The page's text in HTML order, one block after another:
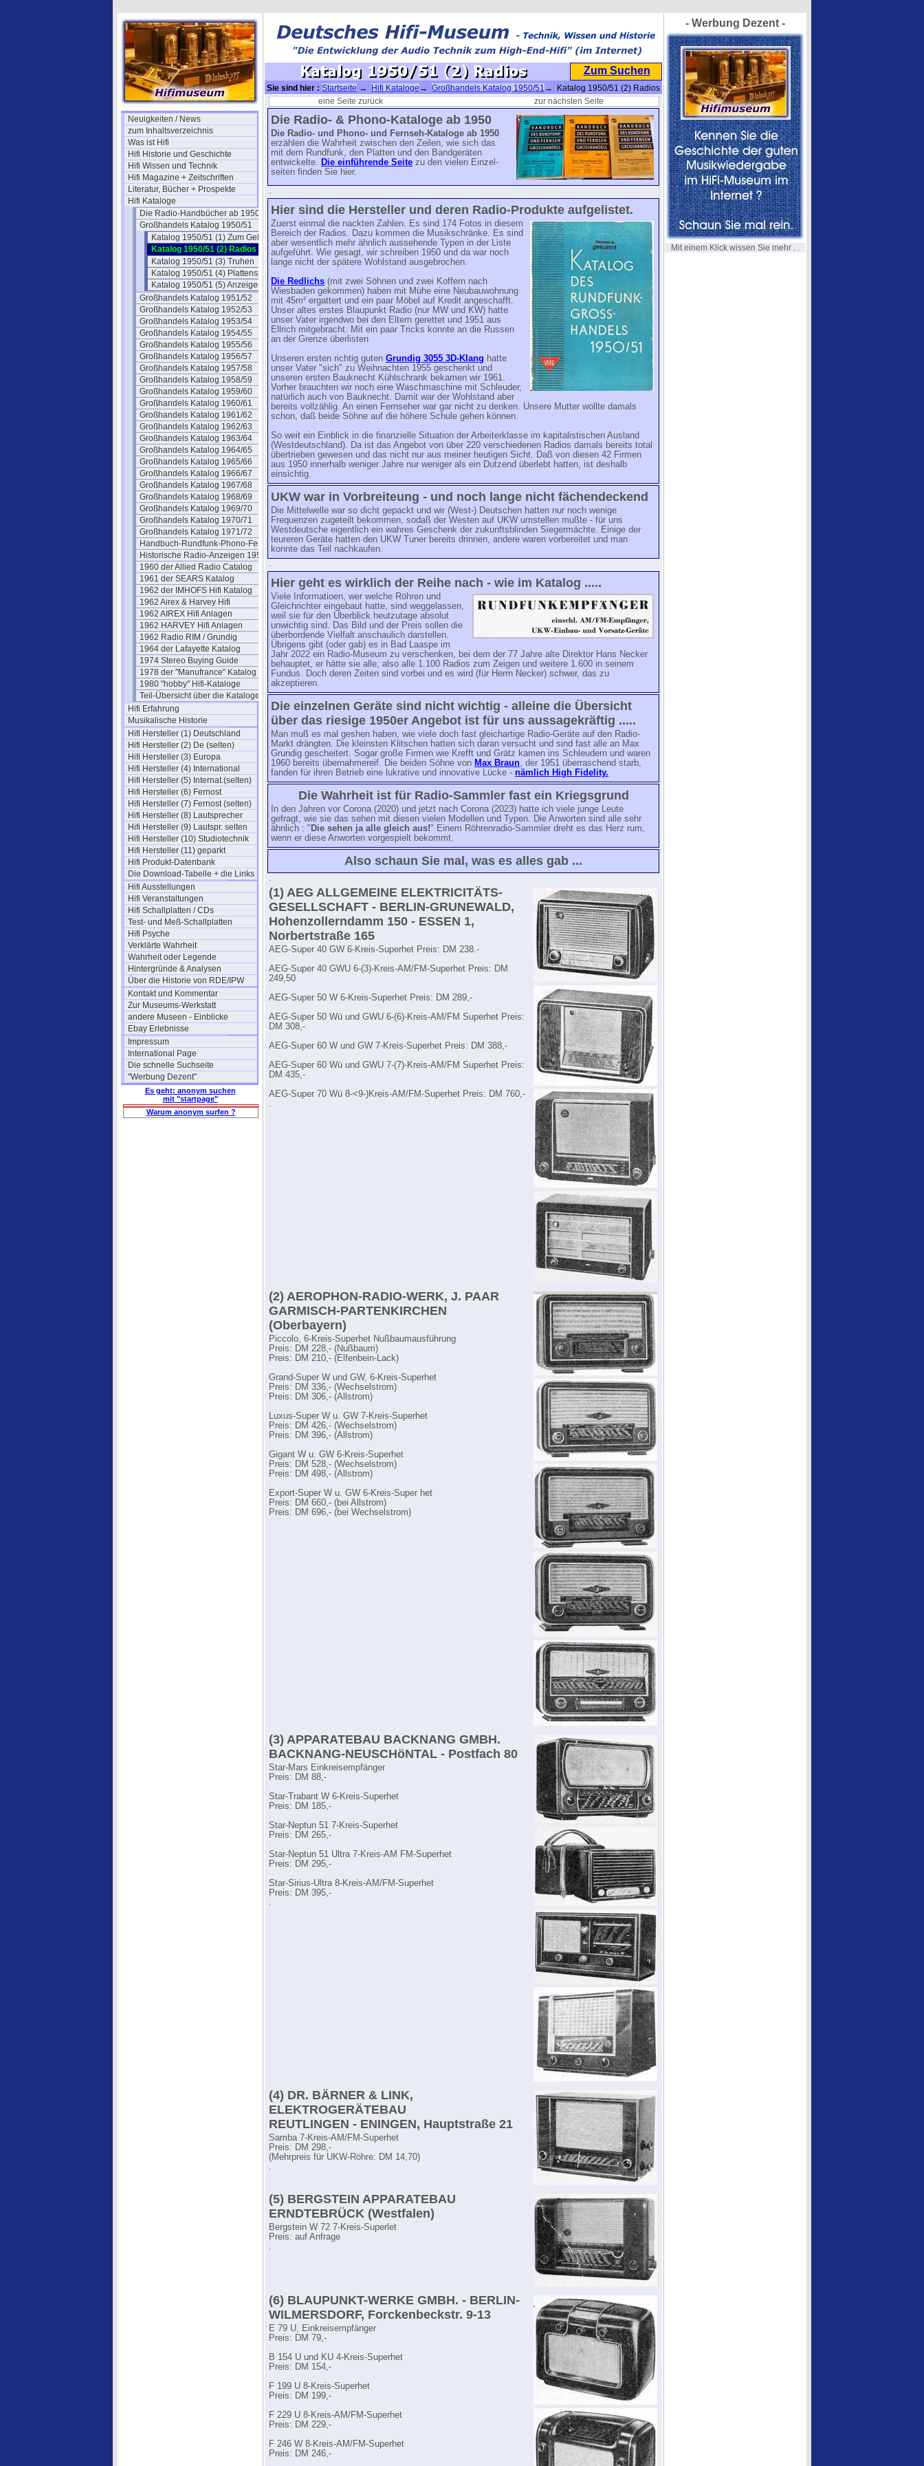
Neuigkeiten / News
zum Inhaltsverzeichnis
Was ist Hifi
Hifi Historie und Geschichte
Hifi Wissen und Technik
Hifi Magazine + Zeitschriften
Literatur, Bücher + Prospekte
Hifi Kataloge
Die Radio-Handbücher ab 1950
Großhandels Katalog 1950/51
Katalog 1950/51 (1) Zum Geleit
Katalog 1950/51 (2) Radios
Katalog 1950/51 (3) Truhen
Katalog 1950/51 (4) Plattenspieler
Katalog 1950/51 (5) Anzeigen
Großhandels Katalog 1951/52
Großhandels Katalog 1952/53
Großhandels Katalog 1953/54
Großhandels Katalog 1954/55
Großhandels Katalog 1955/56
Großhandels Katalog 1956/57
Großhandels Katalog 1957/58
Großhandels Katalog 1958/59
Großhandels Katalog 1959/60
Großhandels Katalog 1960/61
Großhandels Katalog 1961/62
Großhandels Katalog 1962/63
Großhandels Katalog 1963/64
Großhandels Katalog 1964/65
Großhandels Katalog 1965/66
Großhandels Katalog 1966/67
Großhandels Katalog 1967/68
Großhandels Katalog 1968/69
Großhandels Katalog 1969/70
Großhandels Katalog 1970/71
Großhandels Katalog 1971/72
Handbuch-Rundfunk-Phono-Fernseh
Historische Radio-Anzeigen 1950
1960 der Allied Radio Catalog
1961 der SEARS Katalog
1962 der IMHOFS Hifi Katalog
1962 Airex & Harvey Hifi
1962 AIREX Hifi Anlagen
1962 HARVEY Hifi Anlagen
1962 Radio RIM / Grundig
1964 der Lafayette Katalog
1974 Stereo Buying Guide
1978 der "Manufrance" Katalog
1980 "hobby" Hifi-Kataloge
Teil-Übersicht über die Kataloge
Hifi Erfahrung
Musikalische Historie
Hifi Hersteller (1) Deutschland
Hifi Hersteller (2) De (selten)
Hifi Hersteller (3) Europa
Hifi Hersteller (4) International
Hifi Hersteller (5) Internat.(selten)
Hifi Hersteller (6) Fernost
Hifi Hersteller (7) Fernost (selten)
Hifi Hersteller (8) Lautsprecher
Hifi Hersteller (9) Lautspr. selten
Hifi Hersteller (10) Studiotechnik
Hifi Hersteller (11) geparkt
Hifi Produkt-Datenbank
Die Download-Tabelle + die Links
Hifi Ausstellungen
Hifi Veranstaltungen
Hifi Schallplatten / CDs
Test- und Meß-Schallplatten
Hifi Psyche
Verklärte Wahrheit
Wahrheit oder Legende
Hintergründe & Analysen
Über die Historie von RDE/IPW
Kontakt und Kommentar
Zur Museums-Werkstatt
andere Museen - Einblicke
Ebay Erlebnisse
Impressum
International Page
Die schnelle Suchseite
"Werbung Dezent"
Es geht: anonym suchen
mit "startpage"
Warum anonym surfen ?
Zum Suchen
Sie sind hier : Startseite → Hifi Kataloge → Großhandels Katalog 1950/51 → Katalog 1950/51 (2) Radios
eine Seite zurück
zur nächsten Seite
Die Radio- & Phono-Kataloge ab 1950
Die Radio- und Phono- und Fernseh-Kataloge ab 1950
erzählen die Wahrheit zwischen den Zeilen, wie sich das
mit dem Rundfunk, den Platten und den Bandgeräten
entwickelte. Die einführende Seite zu den vielen Einzel-
seiten finden Sie hier.
.
Hier sind die Hersteller und deren Radio-Produkte aufgelistet.
Zuerst einmal die nackten Zahlen. Es sind 174 Fotos in diesem
Bereich der Radios. Dazu kommen die Musikschränke. Es sind
aber wesentlich mehr ähnlich aussehende Typen in der Liste
aufgeführt. Wie gesagt, wir schreiben 1950 und da war noch
lange nicht der spätere Wohlstand ausgebrochen.
Die Redlichs (mit zwei Söhnen und zwei Koffern nach
Wiesbaden gekommen) haben mit Mühe eine Neubauwohnung
mit 45m² ergattert und ein paar Möbel auf Kredit angeschafft.
Unser altes erstes Blaupunkt Radio (nur MW und KW) hatte
unser Vater irgendwo bei den Eltern gerettet und 1951 aus
Ellrich mitgebracht. Mit ein paar Tricks konnte an die Russen
an der Grenze überlisten
Unseren ersten richtig guten Grundig 3055 3D-Klang hatte
unser Vater "sich" zu Weihnachten 1955 geschenkt und
unseren ersten Bauknecht Kühlschrank bekamen wir 1961.
Vorher brauchten wir noch eine Waschmaschine mit Schleuder,
natürlich auch von Bauknecht. Damit war der Wohlstand aber
bereits vollzählig. An einen Fernseher war gar nicht zu denken. Unsere Mutter wollte damals
schon, daß beide Söhne auf die höhere Schule gehen können.
So weit ein Einblick in die finanzielle Situation der Arbeiterklasse im kapitalistischen Ausland
(Westdeutschland). Da ist das Angebot von über 220 verschiedenen Radios damals bereits total
übertrieben gewesen und das nicht nur aus meiner heutigen Sicht. Daß von diesen 42 Firmen
aus 1950 innerhalb weniger Jahre nur weniger als ein Dutzend überlebt hatten, ist deshalb
einsichtig.
UKW war in Vorbreiteung - und noch lange nicht fächendeckend
Die Mittelwelle war so dicht gepackt und wir (West-) Deutschen hatten nur noch wenige
Frequenzen zugeteilt bekommen, sodaß der Westen auf UKW umstellen mußte - für uns
Westdeutsche eigentlich ein wahres Geschenk der zukunftsblinden Siegermächte. Einige der
teureren Geräte hatten den UKW Tuner bereits drinnen, andere waren vorbereitet und man
konnte das Teil nachkaufen.
.
Hier geht es wirklich der Reihe nach - wie im Katalog .....
Viele Informatioen, wer welche Röhren und
Gleichrichter eingebaut hatte, sind weggelassen,
weil sie für den Überblick heutzutage absolut
unwichtig sind. Das Bild und der Preis sollen die
überbordende Vielfalt anschaulich darstellen.
Übrigens gibt (oder gab) es in Bad Laaspe im
Jahr 2022 ein Radio-Museum zu verschenken, bei dem der 77 Jahre alte Direktor Hans Necker
behauptet, er hätte sie alle, also alle 1.100 Radios zum Zeigen und weitere 1.600 in seinem
Fundus. Doch deren Zeiten sind vorbei und es wird (für Herrn Necker) schwer, das zu
akzeptieren.
Die einzelnen Geräte sind nicht wichtig - alleine die Übersicht
über das riesige 1950er Angebot ist für uns aussagekräftig .....
Man muß es mal geshen haben, wie viele doch fast gleichartige Radio-Geräte auf den Radio-
Markt drängten. Die kleinsten Klitschen hatten sich daran versucht und sind fast alle an Max
Grundig gescheitert. Sogar große Firmen wie Krefft und Grätz kamen ins Schleudern und waren
1960 bereits übernahmereif. Die beiden Söhne von Max Braun, der 1951 überraschend starb,
fanden für ihren Betrieb eine lukrative und innovative Lücke - nämlich High Fidelity.
Die Wahrheit ist für Radio-Sammler fast ein Kriegsgrund
In den Jahren vor Corona (2020) und jetzt nach Corona (2023) hatte ich viele junge Leute
gefragt, wie sie das sehen mit diesen vielen Modellen und Typen. Die Anworten sind alle sehr
ähnlich : " Die sehen ja alle gleich aus!" Einem Röhrenradio-Sammler dreht es das Herz rum,
wenn er diese Anworten vorgespielt bekommt.
Also schaun Sie mal, was es alles gab ...
.
(1) AEG ALLGEMEINE ELEKTRICITÄTS-
GESELLSCHAFT - BERLIN-GRUNEWALD,
Hohenzollerndamm 150 - ESSEN 1,
Norbertstraße 165
AEG-Super 40 GW 6-Kreis-Superhet Preis: DM 238.-
AEG-Super 40 GWU 6-(3)-Kreis-AM/FM-Superhet Preis: DM
249,50
AEG-Super 50 W 6-Kreis-Superhet Preis: DM 289,-
AEG-Super 50 Wü und GWU 6-(6)-Kreis-AM/FM Superhet Preis:
DM 308,-
AEG-Super 60 W und GW 7-Kreis-Superhet Preis: DM 388,-
AEG-Super 60 Wü und GWU 7-(7)-Kreis-AM/FM Superhet Preis:
DM 435,-
AEG-Super 70 Wü 8-<9-)Kreis-AM/FM-Superhet Preis: DM 760,-
.
(2) AEROPHON-RADIO-WERK, J. PAAR
GARMISCH-PARTENKIRCHEN
(Oberbayern)
Piccolo, 6-Kreis-Superhet Nußbaumausführung
Preis: DM 228,- (Nußbaum)
Preis: DM 210,- (Elfenbein-Lack)
Grand-Super W und GW, 6-Kreis-Superhet
Preis: DM 336,- (Wechselstrom)
Preis: DM 306,- (Allstrom)
Luxus-Super W u. GW 7-Kreis-Superhet
Preis: DM 426,- (Wechselstrom)
Preis: DM 396,- (Allstrom)
Gigant W u. GW 6-Kreis-Superhet
Preis: DM 528,- (Wechselstrom)
Preis: DM 498,- (Allstrom)
Export-Super W u. GW 6-Kreis-Super het
Preis: DM 660,- (bei Allstrom)
Preis: DM 696,- (bei Wechselstrom)
(3) APPARATEBAU BACKNANG GMBH.
BACKNANG-NEUSCHöNTAL - Postfach 80
Star-Mars Einkreisempfänger
Preis: DM 88,-
Star-Trabant W 6-Kreis-Superhet
Preis: DM 185,-
Star-Neptun 51 7-Kreis-Superhet
Preis: DM 265,-
Star-Neptun 51 Ultra 7-Kreis-AM FM-Superhet
Preis: DM 295,-
Star-Sirius-Ultra 8-Kreis-AM/FM-Superhet
Preis: DM 395,-
.
(4) DR. BÄRNER & LINK,
ELEKTROGERÄTEBAU
REUTLINGEN - ENINGEN, Hauptstraße 21
Samba 7-Kreis-AM/FM-Superhet
Preis: DM 298,-
(Mehrpreis für UKW-Röhre: DM 14,70)
.
(5) BERGSTEIN APPARATEBAU
ERNDTEBRÜCK (Westfalen)
Bergstein W 72 7-Kreis-Superlet
Preis: auf Anfrage
.
(6) BLAUPUNKT-WERKE GMBH. - BERLIN-
WILMERSDORF, Forckenbeckstr. 9-13
E 79 U, Einkreisempfänger
Preis: DM 79,-
B 154 U und KU 4-Kreis-Superhet
Preis: DM 154,-
F 199 U 8-Kreis-Superhet
Preis: DM 199,-
F 229 U 8-Kreis-AM/FM-Superhet
Preis: DM 229,-
F 246 W 8-Kreis-AM/FM-Superhet
Preis: DM 246,-
- Werbung Dezent -
Mit einem Klick wissen Sie mehr . .